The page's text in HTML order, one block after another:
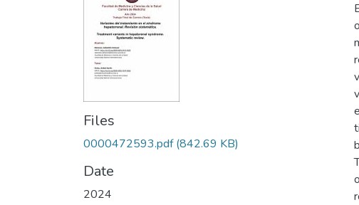
Files
0000472593.pdf (842.69 KB)
Date
2024